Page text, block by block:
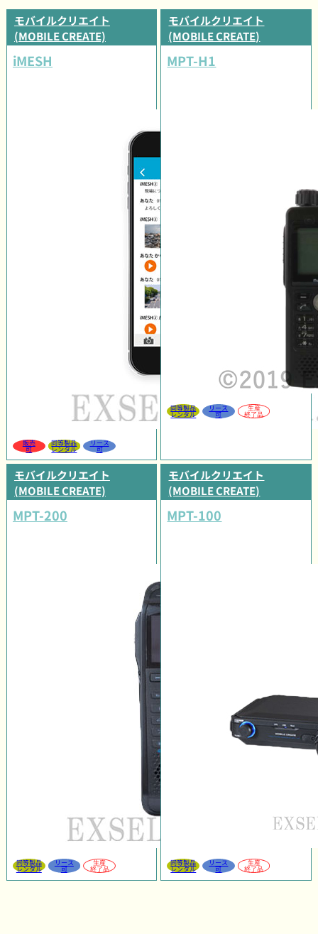
モバイルクリエイト
(MOBILE CREATE)
iMESH
販売
可
同等製品
レンタル
リース
可
モバイルクリエイト
(MOBILE CREATE)
MPT-H1
同等製品
レンタル
リース
可
生産
終了品
モバイルクリエイト
(MOBILE CREATE)
MPT-200
同等製品
レンタル
リース
可
生産
終了品
モバイルクリエイト
(MOBILE CREATE)
MPT-100
同等製品
レンタル
リース
可
生産
終了品